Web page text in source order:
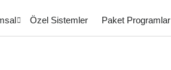
Özel Sistemler Paket Programlar